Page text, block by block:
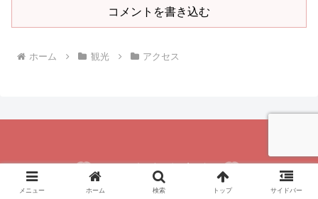
コメントを書き込む
ホーム 観光 アクセス
メニュー ホーム 検索 トップ サイドバー